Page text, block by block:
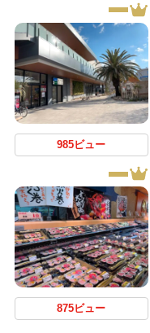
985ビュー
875ビュー